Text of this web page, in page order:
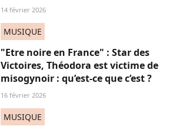
14 février 2026
MUSIQUE
"Etre noire en France" : Star des
Victoires, Théodora est victime de
misogynoir : qu’est-ce que c’est ?
16 février 2026
MUSIQUE